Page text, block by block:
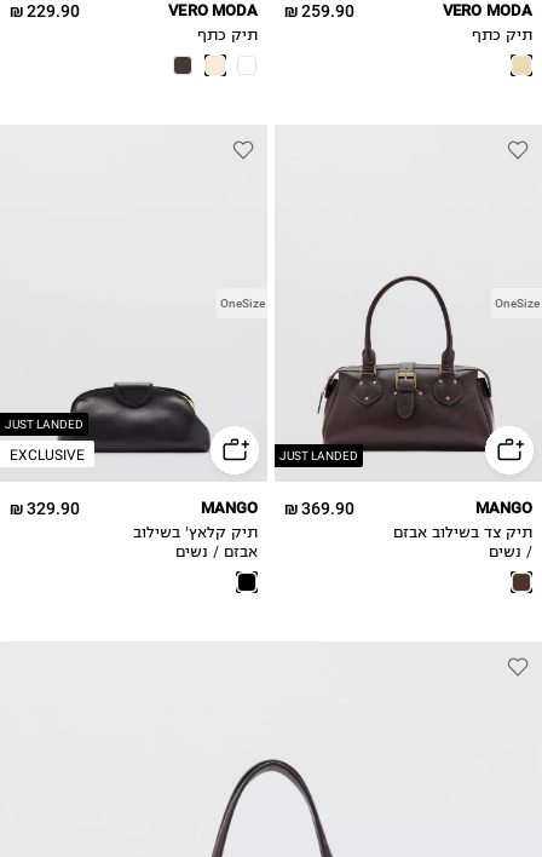
259.90 ₪ VERO MODA
תיק כתף
229.90 ₪ VERO MODA
תיק כתף
JUST LANDED
OneSize
369.90 ₪ MANGO
תיק צד בשילוב אבזם
/ נשים
JUST LANDED
EXCLUSIVE
OneSize
329.90 ₪ MANGO
תיק קלאץ' בשילוב
אבזם / נשים